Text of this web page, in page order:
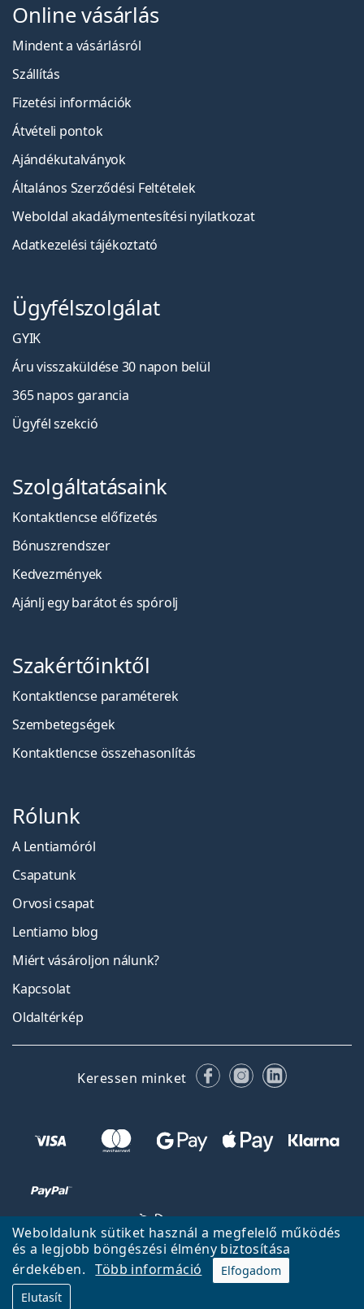
Weboldalunk sütiket használ a megfelelő működés
és a legjobb böngészési élmény biztosítása
érdekében.
Több információ
Elfogadom
Elutasít
Online vásárlás
Mindent a vásárlásról
Szállítás
Fizetési információk
Átvételi pontok
Ajándékutalványok
Általános Szerződési Feltételek
Weboldal akadálymentesítési nyilatkozat
Adatkezelési tájékoztató
Ügyfélszolgálat
GYIK
Áru visszaküldése 30 napon belül
365 napos garancia
Ügyfél szekció
Szolgáltatásaink
Kontaktlencse előfizetés
Bónuszrendszer
Kedvezmények
Ajánlj egy barátot és spórolj
Szakértőinktől
Kontaktlencse paraméterek
Szembetegségek
Kontaktlencse összehasonlítás
Rólunk
A Lentiamóról
Csapatunk
Orvosi csapat
Lentiamo blog
Miért vásároljon nálunk?
Kapcsolat
Oldaltérkép
Keressen minket FacebookInstagram
LinkedIn
Fel